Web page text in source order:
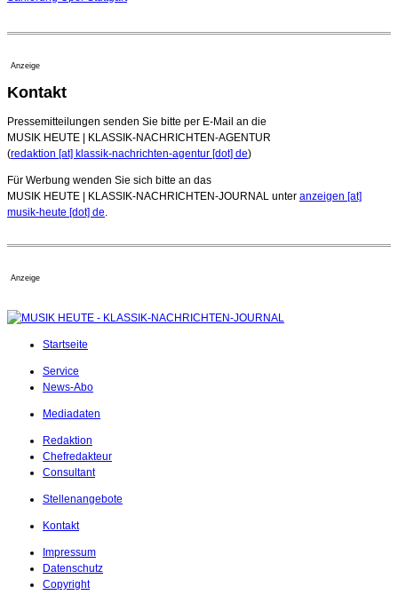
Anzeige
Kontakt
Pressemitteilungen senden Sie bitte per E-Mail an die
MUSIK HEUTE | KLASSIK-NACHRICHTEN-AGENTUR
(redaktion [at] klassik-nachrichten-agentur [dot] de)
Für Werbung wenden Sie sich bitte an das
MUSIK HEUTE | KLASSIK-NACHRICHTEN-JOURNAL unter anzeigen [at]
musik-heute [dot] de.
Anzeige
Startseite
Service
News-Abo
Mediadaten
Redaktion
Chefredakteur
Consultant
Stellenangebote
Kontakt
Impressum
Datenschutz
Copyright